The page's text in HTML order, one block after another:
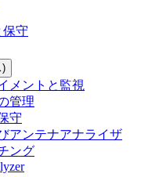
保守
)
メントと監視
管理
守
アンテナアナライザ
ング